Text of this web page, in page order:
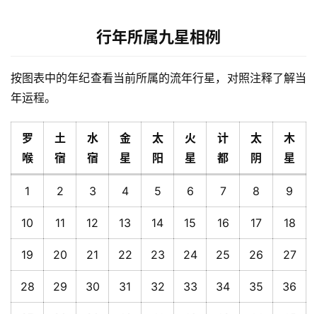
行年所属九星相例
按图表中的年纪查看当前所属的流年行星，对照注释了解当
年运程。
罗
喉
土
宿
水
宿
金
星
太
阳
火
星
计
都
太
阴
木
星
1 2 3 4 5 6 7 8 9
10 11 12 13 14 15 16 17 18
19 20 21 22 23 24 25 26 27
28 29 30 31 32 33 34 35 36